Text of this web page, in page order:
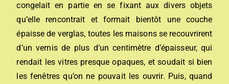
congelait en partie en se fixant aux divers objets
qu’elle rencontrait et formait bientôt une couche
épaisse de verglas, toutes les maisons se recouvrirent
d’un vernis de plus d’un centimètre d’épaisseur, qui
rendait les vitres presque opaques, et soudait si bien
les fenêtres qu’on ne pouvait les ouvrir. Puis, quand